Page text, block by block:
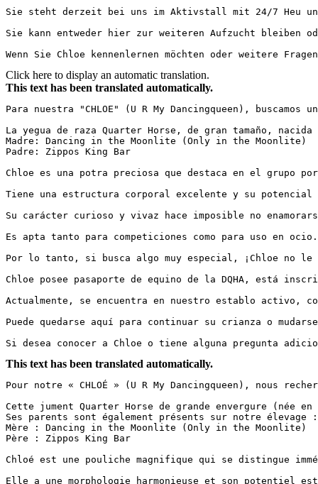
Sie steht derzeit bei uns im Aktivstall mit 24/7 Heu und
Sie kann entweder hier zur weiteren Aufzucht bleiben
Wenn Sie Chloe kennenlernen möchten oder weitere
Click here to display an automatic translation.
This text has been translated automatically.
Para nuestra "CHLOE" (U R My Dancingqueen), buscamos
La yegua de raza Quarter Horse, de gran tamaño,
Madre: Dancing in the Moonlite (Only in the Moonlite)
Padre: Zippos King Bar
Chloe es una potra preciosa que destaca en el grupo
Tiene una estructura corporal excelente y su potencial
Su carácter curioso y vivaz hace imposible no
Es apta tanto para competiciones como para uso en ocio.
Por lo tanto, si busca algo muy especial, ¡Chloe no le
Chloe posee pasaporte de equino de la DQHA, está
Actualmente, se encuentra en nuestro establo activo,
Puede quedarse aquí para continuar su crianza o
Si desea conocer a Chloe o tiene alguna pregunta
This text has been translated automatically.
Pour notre « CHLOÉ » (U R My Dancingqueen), nous
Cette jument Quarter Horse de grande envergure (née
Ses parents sont également présents sur notre
Mère : Dancing in the Moonlite (Only in the Moonlite)
Père : Zippos King Bar
Chloé est une pouliche magnifique qui se distingue
Elle a une morphologie harmonieuse et son potentiel